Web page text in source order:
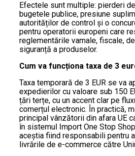
Efectele sunt multiple: pierderi
bugetele publice, presiune
autorităților de control și o
pentru operatorii europeni care
reglementările vamale, fiscale,
siguranță a produselor.
Cum va funcționa taxa de 3
Taxa temporară de 3 EUR se va
expedierilor cu valoare sub 150
țări terțe, cu un accent clar pe
comerțul electronic. În practică,
principal vânzătorii din afara UE
în sistemul Import One Stop
aceștia fiind responsabili pentru
livrările de e-commerce către